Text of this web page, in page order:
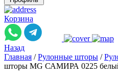
Корзина
Назад
Главная / Рулонные шторы /
шторы MG САМИРА 0225